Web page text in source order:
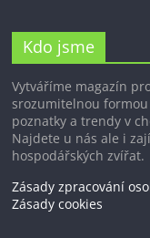
Kdo jsme
Vytváříme magazín
srozumitelnou
poznatky a trendy v
Najdete u nás ale i
hospodářských zvířat.
Zásady zpracování
Zásady cookies